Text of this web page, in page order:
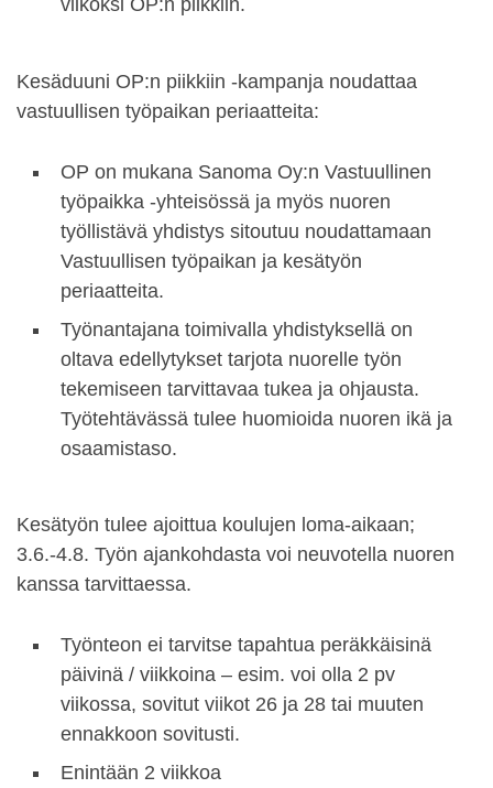
viikoksi OP:n piikkiin.
Kesäduuni OP:n piikkiin -kampanja noudattaa
vastuullisen työpaikan periaatteita:
OP on mukana Sanoma Oy:n Vastuullinen
työpaikka -yhteisössä ja myös nuoren
työllistävä yhdistys sitoutuu noudattamaan
Vastuullisen työpaikan ja kesätyön
periaatteita.
Työnantajana toimivalla yhdistyksellä on
oltava edellytykset tarjota nuorelle työn
tekemiseen tarvittavaa tukea ja ohjausta.
Työtehtävässä tulee huomioida nuoren ikä ja
osaamistaso.
Kesätyön tulee ajoittua koulujen loma-aikaan;
3.6.-4.8. Työn ajankohdasta voi neuvotella nuoren
kanssa tarvittaessa.
Työnteon ei tarvitse tapahtua peräkkäisinä
päivinä / viikkoina – esim. voi olla 2 pv
viikossa, sovitut viikot 26 ja 28 tai muuten
ennakkoon sovitusti.
Enintään 2 viikkoa